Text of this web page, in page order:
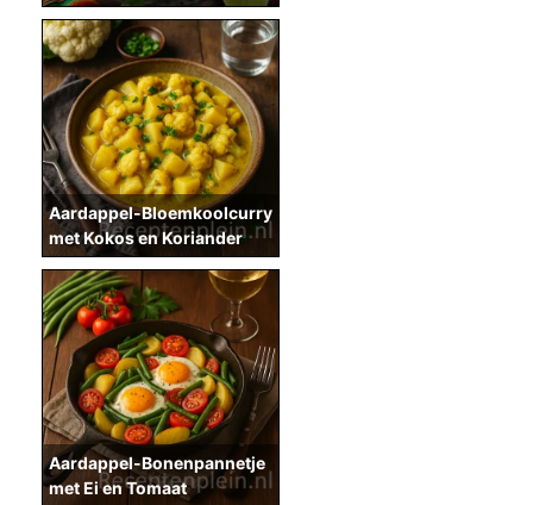
Aardappel-Bloemkoolcurry
met Kokos en Koriander
Aardappel-Bonenpannetje
met Ei en Tomaat